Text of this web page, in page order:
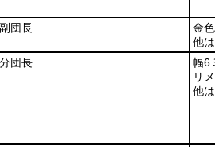
副団長
金
他
分団長
幅6
リ
他